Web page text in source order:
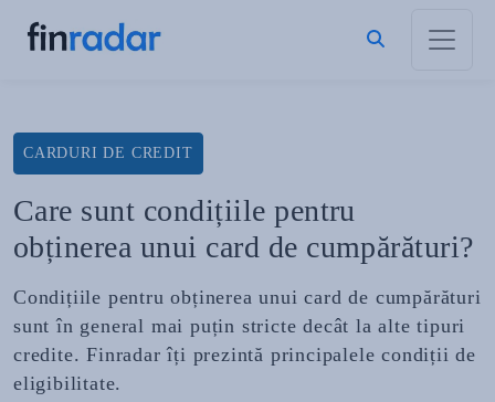
CARDURI DE CREDIT
Care sunt condițiile pentru
obținerea unui card de cumpărături?
Condițiile pentru obținerea unui card de cumpărături
sunt în general mai puțin stricte decât la alte tipuri
credite. Finradar îți prezintă principalele condiții de
eligibilitate.